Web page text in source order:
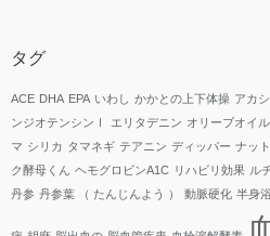
タグ
ACE DHA EPA いわし かかとの上下体操 アカ
ンジオテンシンⅠ
エリタデニン オリーブオイル
マ シリカ タマネギ テアニン ディッパー ナッ
ク酵母くん ヘモグロビンA1C リハビリ効果 ル
丹参 丹参葉 （ たんじんよう ） 動脈硬化 半身